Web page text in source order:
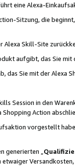
eine Alexa-
Sitzung, die
Skill-Site
aufgibt, das Sie mit
das Sie mit der Alexa
Session in den
Shopping Action
vorgestellt
generierten „